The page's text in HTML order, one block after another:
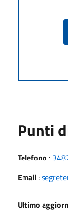
Punti
Telefono :
Email :
Ultimo